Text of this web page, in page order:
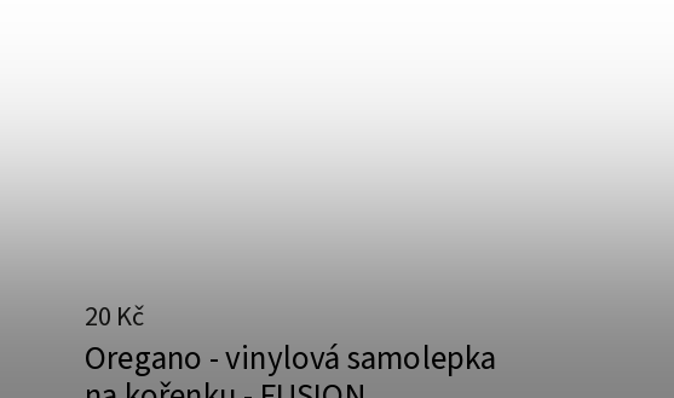
Oregano - vinylová samolepka
20 Kč